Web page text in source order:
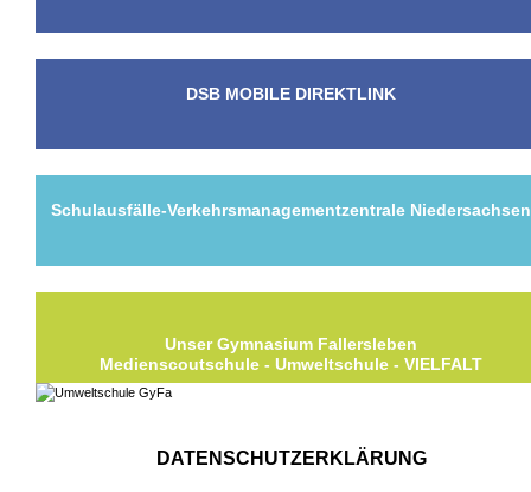
DSB MOBILE DIREKTLINK
Schulausfälle-Verkehrsmanagementzentrale Niedersachsen
Unser Gymnasium Fallersleben
Medienscoutschule - Umweltschule - VIELFALT
DATENSCHUTZERKLÄRUNG